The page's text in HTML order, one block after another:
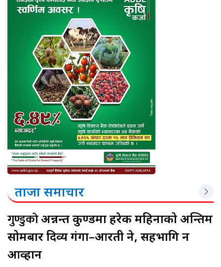
ताजा समाचार
गुण्डुकोअन्नन्त कुण्डमा हरेक महिनाको अन्तिम
सोमबार दिव्य गंगा–आरती हुने, सहभागि हुन
आव्हान